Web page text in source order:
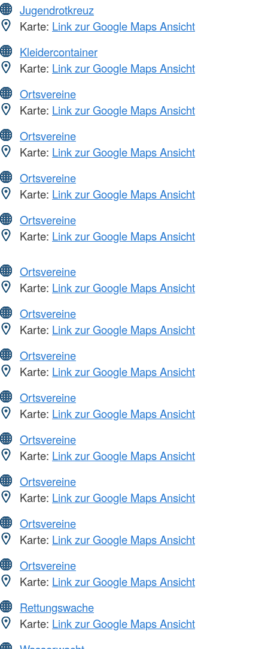
Jugendrotkreuz
Karte: Link zur Google Maps Ansicht
Kleidercontainer
Karte: Link zur Google Maps Ansicht
Ortsvereine
Karte: Link zur Google Maps Ansicht
Ortsvereine
Karte: Link zur Google Maps Ansicht
Ortsvereine
Karte: Link zur Google Maps Ansicht
Ortsvereine
Karte: Link zur Google Maps Ansicht
Ortsvereine
Karte: Link zur Google Maps Ansicht
Ortsvereine
Karte: Link zur Google Maps Ansicht
Ortsvereine
Karte: Link zur Google Maps Ansicht
Ortsvereine
Karte: Link zur Google Maps Ansicht
Ortsvereine
Karte: Link zur Google Maps Ansicht
Ortsvereine
Karte: Link zur Google Maps Ansicht
Ortsvereine
Karte: Link zur Google Maps Ansicht
Ortsvereine
Karte: Link zur Google Maps Ansicht
Rettungswache
Karte: Link zur Google Maps Ansicht